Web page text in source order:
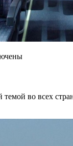
во всех